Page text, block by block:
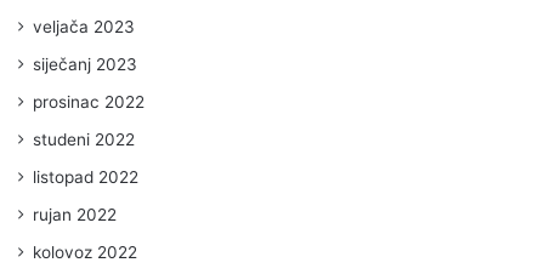
veljača 2023
siječanj 2023
prosinac 2022
studeni 2022
listopad 2022
rujan 2022
kolovoz 2022